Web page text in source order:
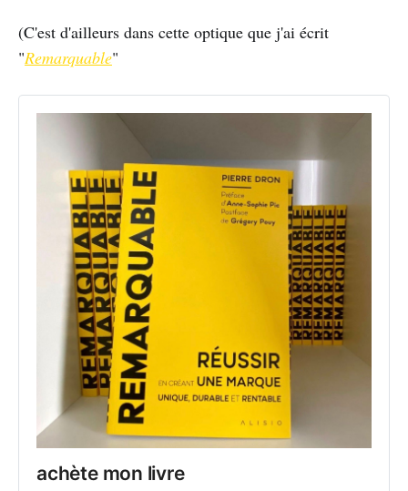
(C'est d'ailleurs dans cette optique que j'ai écrit
"Remarquable"
achète mon livre